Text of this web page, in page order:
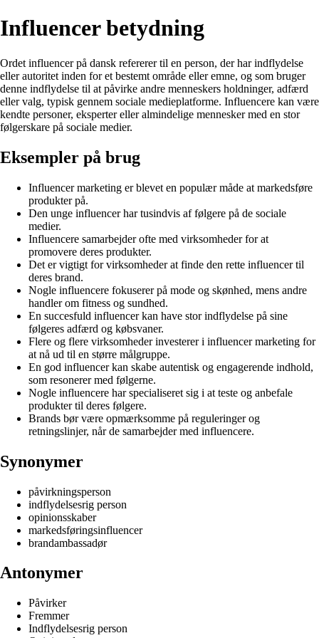
Influencer betydning
Ordet influencer på dansk refererer til en person, der har indflydelse
eller autoritet inden for et bestemt område eller emne, og som bruger
denne indflydelse til at påvirke andre menneskers holdninger, adfærd
eller valg, typisk gennem sociale medieplatforme. Influencere kan være
kendte personer, eksperter eller almindelige mennesker med en stor
følgerskare på sociale medier.
Eksempler på brug
Influencer marketing er blevet en populær måde at markedsføre
produkter på.
Den unge influencer har tusindvis af følgere på de sociale
medier.
Influencere samarbejder ofte med virksomheder for at
promovere deres produkter.
Det er vigtigt for virksomheder at finde den rette influencer til
deres brand.
Nogle influencere fokuserer på mode og skønhed, mens andre
handler om fitness og sundhed.
En succesfuld influencer kan have stor indflydelse på sine
følgeres adfærd og købsvaner.
Flere og flere virksomheder investerer i influencer marketing for
at nå ud til en større målgruppe.
En god influencer kan skabe autentisk og engagerende indhold,
som resonerer med følgerne.
Nogle influencere har specialiseret sig i at teste og anbefale
produkter til deres følgere.
Brands bør være opmærksomme på reguleringer og
retningslinjer, når de samarbejder med influencere.
Synonymer
påvirkningsperson
indflydelsesrig person
opinionsskaber
markedsføringsinfluencer
brandambassadør
Antonymer
Påvirker
Fremmer
Indflydelsesrig person